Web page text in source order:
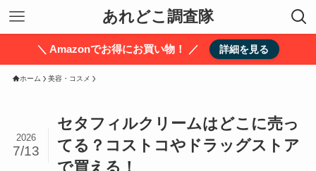
あれどこ調査隊
＼ Amazonでお得にお買い物！ ／ 詳細を見る
ホーム 美容・コスメ
セタフィルクリームはどこに売っ
てる？コストコやドラッグストア
で買える！
2026
7/13